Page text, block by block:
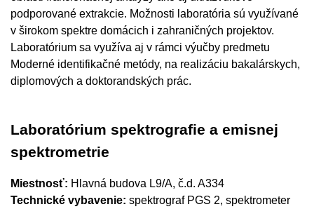
podporované extrakcie. Možnosti laboratória sú využívané
v širokom spektre domácich i zahraničných projektov.
Laboratórium sa využíva aj v rámci výučby predmetu
Moderné identifikačné metódy, na realizáciu bakalárskych,
diplomových a doktorandských prác.
Laboratórium spektrografie a emisnej
spektrometrie
Miestnosť: Hlavná budova L9/A, č.d. A334
Technické vybavenie: spektrograf PGS 2, spektrometer